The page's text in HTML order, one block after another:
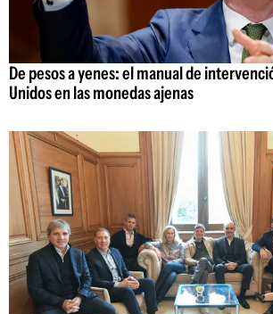
De pesos a yenes: el manual de
Unidos en las monedas ajenas